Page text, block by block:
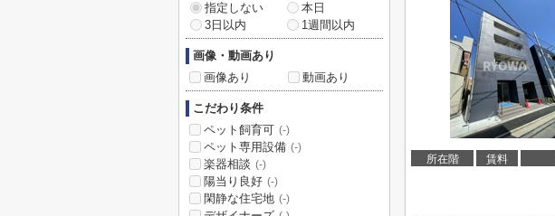
所在階 賃料
指定しない
本日
3日以内
1週間以内
画像・動画あり
画像あり
動画あり
こだわり条件
ペット飼育可 (-)
ペット専用設備 (-)
楽器相談 (-)
陽当り良好 (-)
閑静な住宅地 (-)